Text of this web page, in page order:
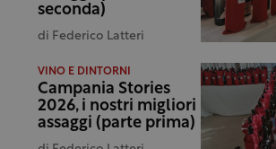
seconda)
di Federico Latteri
VINO E DINTORNI
Campania Stories
2026, i nostri migliori
assaggi (parte prima)